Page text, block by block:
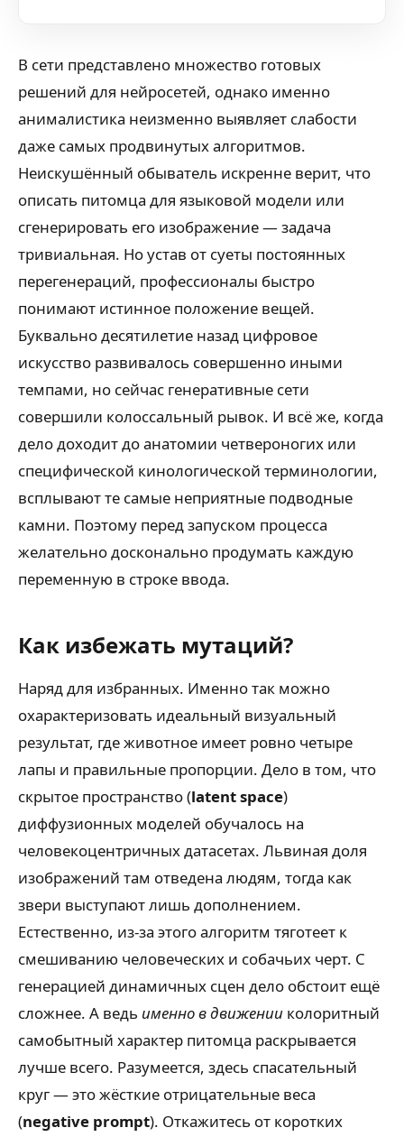
В сети представлено множество готовых
решений для нейросетей, однако именно
анималистика неизменно выявляет слабости
даже самых продвинутых алгоритмов.
Неискушённый обыватель искренне верит, что
описать питомца для языковой модели или
сгенерировать его изображение — задача
тривиальная. Но устав от суеты постоянных
перегенераций, профессионалы быстро
понимают истинное положение вещей.
Буквально десятилетие назад цифровое
искусство развивалось совершенно иными
темпами, но сейчас генеративные сети
совершили колоссальный рывок. И всё же, когда
дело доходит до анатомии четвероногих или
специфической кинологической терминологии,
всплывают те самые неприятные подводные
камни. Поэтому перед запуском процесса
желательно досконально продумать каждую
переменную в строке ввода.
Как избежать мутаций?
Наряд для избранных. Именно так можно
охарактеризовать идеальный визуальный
результат, где животное имеет ровно четыре
лапы и правильные пропорции. Дело в том, что
скрытое пространство (latent space)
диффузионных моделей обучалось на
человекоцентричных датасетах. Львиная доля
изображений там отведена людям, тогда как
звери выступают лишь дополнением.
Естественно, из-за этого алгоритм тяготеет к
смешиванию человеческих и собачьих черт. С
генерацией динамичных сцен дело обстоит ещё
сложнее. А ведь именно в движении колоритный
самобытный характер питомца раскрывается
лучше всего. Разумеется, здесь спасательный
круг — это жёсткие отрицательные веса
(negative prompt). Откажитесь от коротких